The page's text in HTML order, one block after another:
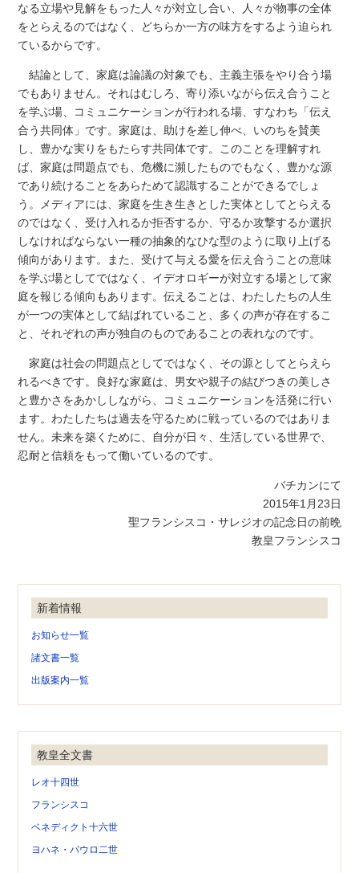
なる立場や見解をもった人々が対立し合い、人々が物事の全体
をとらえるのではなく、どちらか一方の味方をするよう迫られ
ているからです。
結論として、家庭は論議の対象でも、主義主張をやり合う場
でもありません。それはむしろ、寄り添いながら伝え合うこと
を学ぶ場、コミュニケーションが行われる場、すなわち「伝え
合う共同体」です。家庭は、助けを差し伸べ、いのちを賛美
し、豊かな実りをもたらす共同体です。このことを理解すれ
ば、家庭は問題点でも、危機に瀕したものでもなく、豊かな源
であり続けることをあらためて認識することができるでしょ
う。メディアには、家庭を生き生きとした実体としてとらえる
のではなく、受け入れるか拒否するか、守るか攻撃するか選択
しなければならない一種の抽象的なひな型のように取り上げる
傾向があります。また、受けて与える愛を伝え合うことの意味
を学ぶ場としてではなく、イデオロギーが対立する場として家
庭を報じる傾向もあります。伝えることは、わたしたちの人生
が一つの実体として結ばれていること、多くの声が存在するこ
と、それぞれの声が独自のものであることの表れなのです。
家庭は社会の問題点としてではなく、その源としてとらえら
れるべきです。良好な家庭は、男女や親子の結びつきの美しさ
と豊かさをあかししながら、コミュニケーションを活発に行い
ます。わたしたちは過去を守るために戦っているのではありま
せん。未来を築くために、自分が日々、生活している世界で、
忍耐と信頼をもって働いているのです。
バチカンにて
2015年1月23日
聖フランシスコ・サレジオの記念日の前晩
教皇フランシスコ
新着情報
お知らせ一覧
諸文書一覧
出版案内一覧
教皇全文書
レオ十四世
フランシスコ
ベネディクト十六世
ヨハネ・パウロ二世